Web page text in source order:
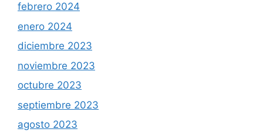
febrero 2024
enero 2024
diciembre 2023
noviembre 2023
octubre 2023
septiembre 2023
agosto 2023